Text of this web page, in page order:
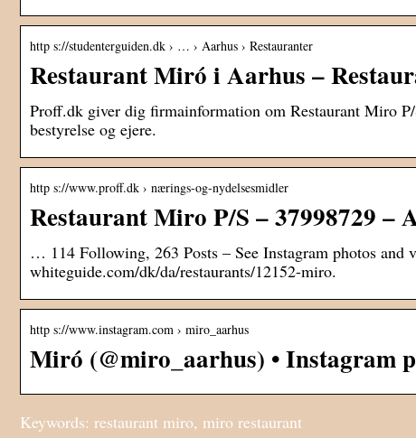
http s://studenterguiden.dk › … › Aarhus › Restauranter
Restaurant Miró i Aarhus –
Proff.dk giver dig firmainformation om Restaurant Miro
bestyrelse og ejere.
http s://www.proff.dk › nærings-og-nydelsesmidler
Restaurant Miro P/S – 37998729 –
… 114 Following, 263 Posts – See Instagram photos
whiteguide.com/dk/da/restaurants/12152-miro.
http s://www.instagram.com › miro_aarhus
Miró (@miro_aarhus) • Instagram
Keywords: restaurant miro, miro restaurant